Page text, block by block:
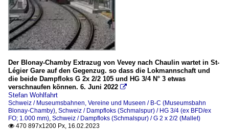
Der Blonay-Chamby Extrazug von Vevey nach Chaulin wartet in St-
Légier Gare auf den Gegenzug. so dass die Lokmannschaft und
die beide Dampfloks G 2x 2/2 105 und HG 3/4 N° 3 etwas
verschnaufen können. 6. Juni 2022 
Stefan Wohlfahrt
Schweiz / Museumsbahnen, Vereine und Museen / B-C (Museumsbahn
Blonay-Chamby), Schweiz / Dampfloks (Schmalspur) / HG 3/4 (ex BFD/ex
FO; 1.000 mm), Schweiz / Dampfloks (Schmalspur) / G 2 x 2/2 (Mallet)
 470 897x1200 Px, 16.02.2023